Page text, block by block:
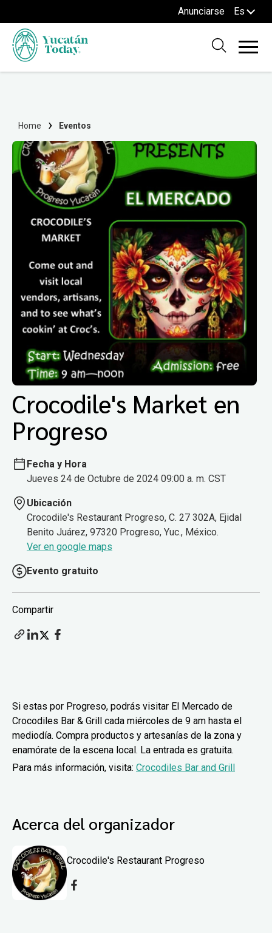
Anunciarse Es
Home Eventos
Crocodile's Market en
Progreso
Fecha y Hora
Jueves 24 de Octubre de 2024 09:00 a. m. CST
Ubicación
Crocodile's Restaurant Progreso, C. 27 302A, Ejidal
Benito Juárez, 97320 Progreso, Yuc., México.
Ver en google maps
Evento gratuito
Compartir
Si estas por Progreso, podrás visitar El Mercado de
Crocodiles Bar & Grill cada miércoles de 9 am hasta el
mediodía. Compra productos y artesanías de la zona y
enamórate de la escena local. La entrada es gratuita.
Para más información, visita: Crocodiles Bar and Grill
Acerca del organizador
Crocodile's Restaurant Progreso